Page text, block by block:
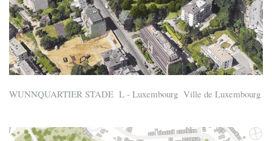
WUNNQUARTIER STADE L - Luxembourg Ville de Luxembourg